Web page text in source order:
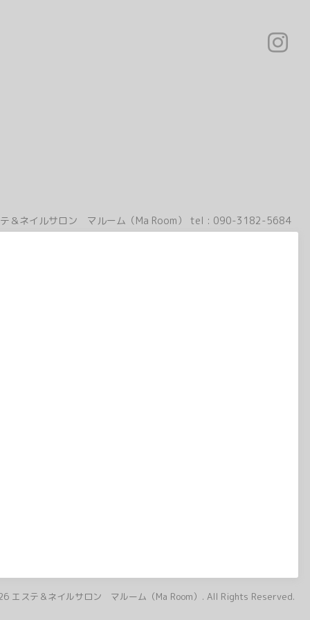
＆ネイルサロン マルーム（Ma Room） tel : 090-3182-5684
エステ＆ネイルサロン マルーム（Ma Room） . All Rights Reserved.